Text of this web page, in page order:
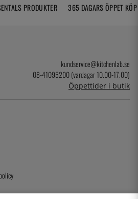
PRODUKTER 365 DAGARS ÖPPET KÖP
kundservice@kitchenlab.se
08-41095200 (vardagar 10.00-17.00)
Öppettider i butik